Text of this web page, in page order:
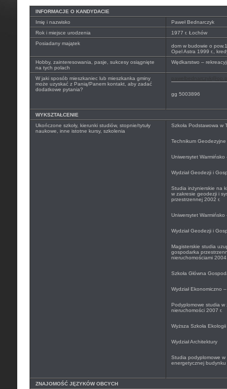
INFORMACJE O KANDYDACIE
Imię i nazwisko
Paweł Bednarczyk
Rok i miejsce urodzenia
1977 r. Łochów
Posiadany majątek
dom w budowie o
Opel Astra 1999 r.,
Hobby, zainteresowania, pasje, sukcesy osiągnięte
na tych polach
Wędkarstwo –
W jaki sposób mieszkaniec lub mieszkanka gminy
może uzyskać z Panią/Panem kontakt, aby zadać
dodatkowe pytania?
gg 5003896
WYKSZTAŁCENIE
Ukończone szkoły, kierunki studiów, stopnie/tytuły
naukowe, inne istotne kursy, szkolenia
Szkoła Podstawowa w
Technikum
Uniwersytet
Wydział Geodezji i
Studia inżynierskie na
w zakresie geodezji i
przestrzennej 2002 r.
Uniwersytet
Wydział Geodezji i
Magisterskie studia
gospodarka
nieruchomościami 2004
Szkoła Główna
Wydział Ekonomiczno
Podyplomowe studia w
nieruchomości 2007 r.
Wyższa Szkoła
Wydział Architektury
Studia podyplomowe w
energetycznej budynku
ZNAJOMOŚĆ JĘZYKÓW OBCYCH